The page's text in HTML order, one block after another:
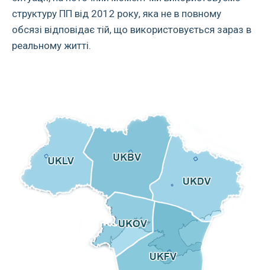
структуру ПП від 2012 року, яка не в повному
обсязі відповідає тій, що використовується зараз в
реальному житті.